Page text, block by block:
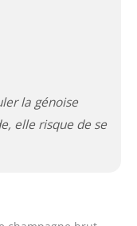
la génoise
elle risque de se